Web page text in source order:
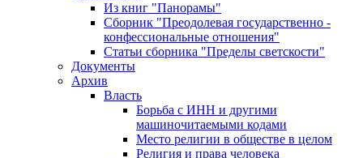
Из книг "Панорамы"
Сборник "Преодолевая государственно -
конфессиональные отношения"
Статьи сборника "Пределы светскости"
Документы
Архив
Власть
Борьба с ИНН и другими
машиночитаемыми кодами
Место религии в обществе в целом
Религия и права человека